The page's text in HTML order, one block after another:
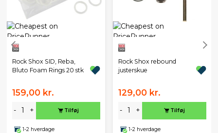
Rock Shox SID, Reba,
Bluto Foam Rings 20 stk
159,00 kr.
- + Tilføj
1-2 hverdage
Rock Shox rebound
justerskue
129,00 kr.
- + Tilføj
1-2 hverdage